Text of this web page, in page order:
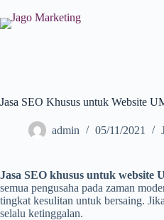
Jasa SEO Khusus untuk Website
admin 05/11/2021
Jasa SEO khusus untuk website
semua pengusaha pada zaman
tingkat kesulitan untuk bersaing.
selalu ketinggalan.